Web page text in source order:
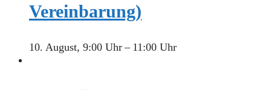
Vereinbarung)
10. August, 9:00 Uhr– 11:00 Uhr